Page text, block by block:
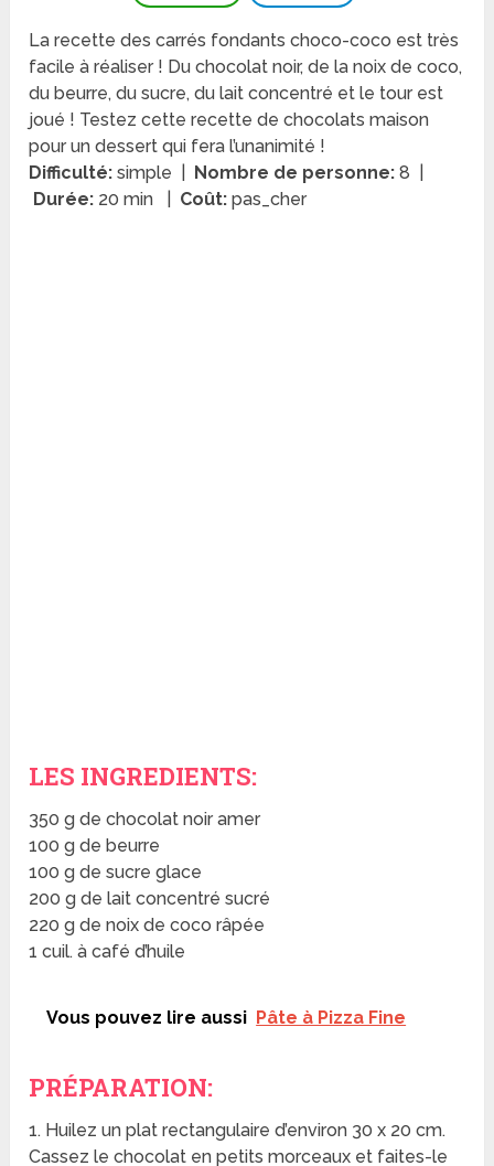
La recette des carrés fondants choco-coco est très
facile à réaliser ! Du chocolat noir, de la noix de coco,
du beurre, du sucre, du lait concentré et le tour est
joué ! Testez cette recette de chocolats maison
pour un dessert qui fera l’unanimité !
Difficulté:simple | Nombre de personne:8 |
Durée: 20 min | Coût:pas_cher
LES INGREDIENTS:
350 g de chocolat noir amer
100 g de beurre
100 g de sucre glace
200 g de lait concentré sucré
220 g de noix de coco râpée
1 cuil. à café d’huile
Vous pouvez lire aussi Pâte à Pizza Fine
PRÉPARATION:
1. Huilez un plat rectangulaire d’environ 30 x 20 cm.
Cassez le chocolat en petits morceaux et faites-le